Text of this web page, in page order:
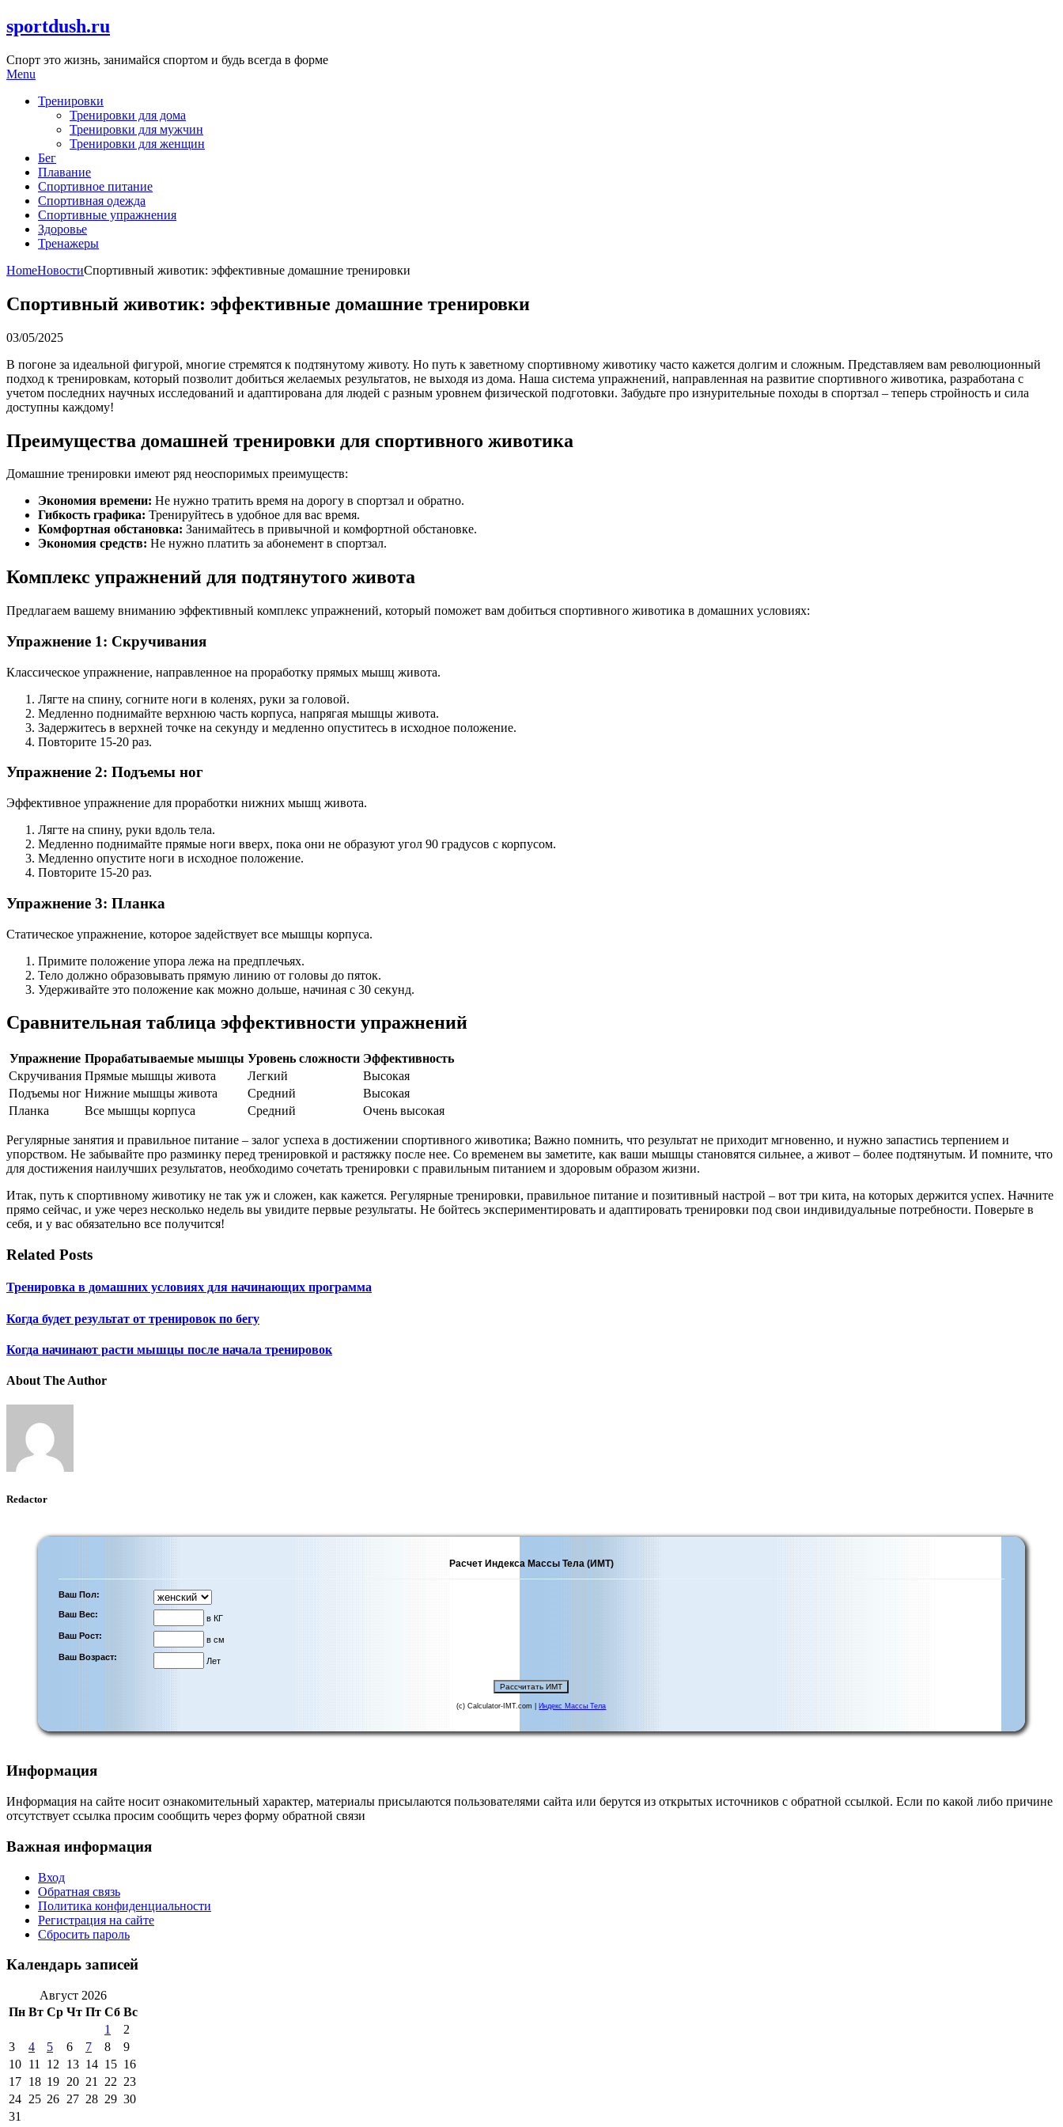
Skip
to
sportdush.ru
Спорт это жизнь, занимайся спортом и будь всегда в форме
Menu
Тренировки
Тренировки для дома
Тренировки для мужчин
Тренировки для женщин
Бег
Плавание
Спортивное питание
Спортивная одежда
Спортивные упражнения
Здоровье
Тренажеры
HomeНовостиСпортивный животик: эффективные домашние тренировки
Спортивный животик: эффективные домашние тренировки
03/05/2025
В погоне за идеальной фигурой, многие стремятся к подтянутому животу. Но путь к заветному спортивному животику часто кажется долгим и сложным. Представляем вам революционный
подход к тренировкам, который позволит добиться желаемых результатов, не выходя из дома. Наша система упражнений, направленная на развитие спортивного животика, разработана с
учетом последних научных исследований и адаптирована для людей с разным уровнем физической подготовки. Забудьте про изнурительные походы в спортзал – теперь стройность и сила
доступны каждому!
Преимущества домашней тренировки для спортивного животика
Домашние тренировки имеют ряд неоспоримых преимуществ:
Экономия времени: Не нужно тратить время на дорогу в спортзал и обратно.
Гибкость графика: Тренируйтесь в удобное для вас время.
Комфортная обстановка: Занимайтесь в привычной и комфортной обстановке.
Экономия средств: Не нужно платить за абонемент в спортзал.
Комплекс упражнений для подтянутого живота
Предлагаем вашему вниманию эффективный комплекс упражнений, который поможет вам добиться спортивного животика в домашних условиях:
Упражнение 1: Скручивания
Классическое упражнение, направленное на проработку прямых мышц живота.
Лягте на спину, согните ноги в коленях, руки за головой.
Медленно поднимайте верхнюю часть корпуса, напрягая мышцы живота.
Задержитесь в верхней точке на секунду и медленно опуститесь в исходное положение.
Повторите 15-20 раз.
Упражнение 2: Подъемы ног
Эффективное упражнение для проработки нижних мышц живота.
Лягте на спину, руки вдоль тела.
Медленно поднимайте прямые ноги вверх, пока они не образуют угол 90 градусов с корпусом.
Медленно опустите ноги в исходное положение.
Повторите 15-20 раз.
Упражнение 3: Планка
Статическое упражнение, которое задействует все мышцы корпуса.
Примите положение упора лежа на предплечьях.
Тело должно образовывать прямую линию от головы до пяток.
Удерживайте это положение как можно дольше, начиная с 30 секунд.
Сравнительная таблица эффективности упражнений
Упражнение Прорабатываемые мышцы Уровень сложности Эффективность
Скручивания Прямые мышцы живота Легкий
Высокая
Подъемы ног Нижние мышцы живота Средний
Высокая
Планка
Все мышцы корпуса Средний Очень высокая
Регулярные занятия и правильное питание – залог успеха в достижении спортивного животика; Важно помнить, что результат не приходит мгновенно, и нужно запастись терпением и
упорством. Не забывайте про разминку перед тренировкой и растяжку после нее. Со временем вы заметите, как ваши мышцы становятся сильнее, а живот – более подтянутым. И помните, что
для достижения наилучших результатов, необходимо сочетать тренировки с правильным питанием и здоровым образом жизни.
Итак, путь к спортивному животику не так уж и сложен, как кажется. Регулярные тренировки, правильное питание и позитивный настрой – вот три кита, на которых держится успех. Начните
прямо сейчас, и уже через несколько недель вы увидите первые результаты. Не бойтесь экспериментировать и адаптировать тренировки под свои индивидуальные потребности. Поверьте в
себя, и у вас обязательно все получится!
Related Posts
Тренировка в домашних условиях для начинающих программа
Когда будет результат от тренировок по бегу
Когда начинают расти мышцы после начала тренировок
About The Author
Redactor
Расчет Индекса Массы Тела (ИМТ)
Ваш Пол:
Ваш Вес:
в КГ
Ваш Рост:
в см
Ваш Возраст:
Лет
(c) Calculator-IMT.com | Индекс Массы Тела
Информация
Информация на сайте носит ознакомительный характер, материалы присылаются пользователями сайта или берутся из открытых источников с обратной ссылкой. Если по какой либо причине
отсутствует ссылка просим сообщить через форму обратной связи
Важная информация
Вход
Обратная связь
Политика конфиденциальности
Регистрация на сайте
Сбросить пароль
Календарь записей
Август 2026
Пн Вт Ср Чт Пт Сб Вс
1
2
3
4 5 6 7 8
9
10 11 12 13 14 15 16
17 18 19 20 21 22 23
24 25 26 27 28 29 30
31